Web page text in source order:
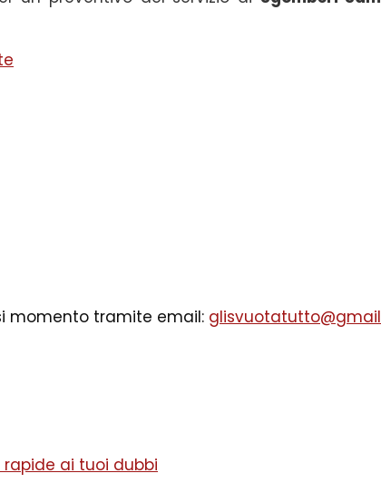
momento tramite email:
rapide ai tuoi dubbi